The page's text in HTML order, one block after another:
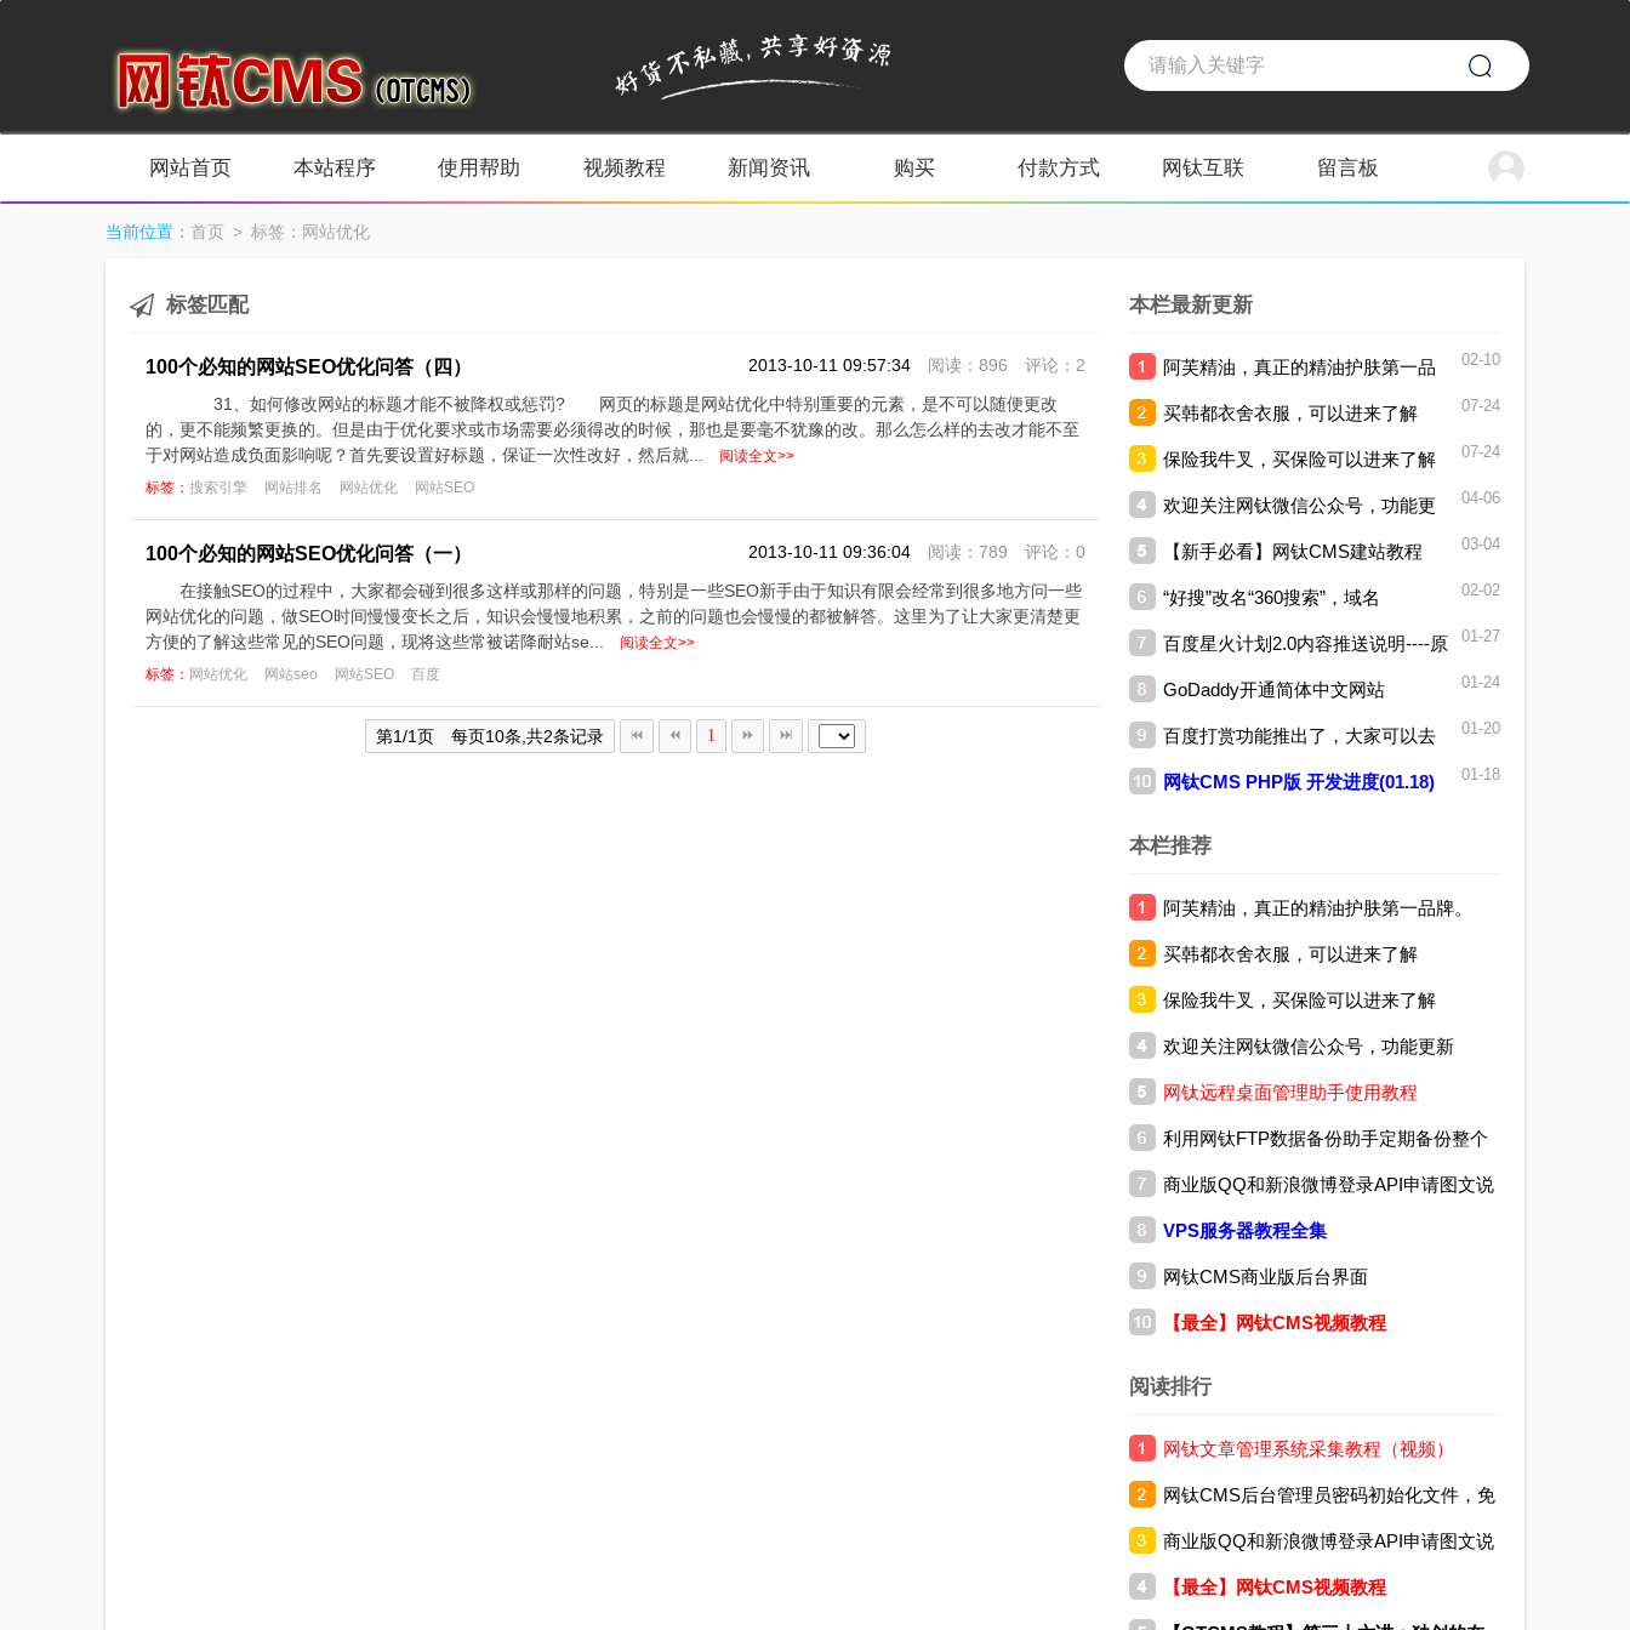
网站首页 本站程序 使用帮助 视频教程 新闻资讯 购买 付款方式 网钛互联 留言板
当前位置： 首页 > 标签：网站优化
标签匹配
2013-10-11 09:57:34 阅读：896 评论：2
100个必知的网站SEO优化问答（四）
31、如何修改网站的标题才能不被降权或惩罚? 网页的标题是网站优化中特别重要的元素，是不可以随便更改
的，更不能频繁更换的。但是由于优化要求或市场需要必须得改的时候，那也是要毫不犹豫的改。那么怎么样的去改才能不至
于对网站造成负面影响呢？首先要设置好标题，保证一次性改好，然后就...
阅读全文>>
标签： 搜索引擎 网站排名 网站优化 网站SEO
2013-10-11 09:36:04 阅读：789 评论：0
100个必知的网站SEO优化问答（一）
在接触SEO的过程中，大家都会碰到很多这样或那样的问题，特别是一些SEO新手由于知识有限会经常到很多地方问一些
网站优化的问题，做SEO时间慢慢变长之后，知识会慢慢地积累，之前的问题也会慢慢的都被解答。这里为了让大家更清楚更
方便的了解这些常见的SEO问题，现将这些常被诺降耐站se...
阅读全文>>
标签： 网站优化 网站seo 网站SEO 百度
第1/1页 每页10条,共2条记录 1
本栏最新更新
02-10
阿芙精油，真正的精油护肤第一品
牌。 07-24
买韩都衣舍衣服，可以进来了解
07-24
保险我牛叉，买保险可以进来了解
04-06
欢迎关注网钛微信公众号，功能更
新(04.06) 03-04
【新手必看】网钛CMS建站教程
02-02
“好搜”改名“360搜索”，域名
为“so.com” 01-27
百度星火计划2.0内容推送说明----原
创文章推送准则 01-24
GoDaddy开通简体中文网站
01-20
百度打赏功能推出了，大家可以去
申请试试~ 01-18
网钛CMS PHP版 开发进度(01.18)
本栏推荐
阿芙精油，真正的精油护肤第一品牌。
买韩都衣舍衣服，可以进来了解
保险我牛叉，买保险可以进来了解
欢迎关注网钛微信公众号，功能更新
(04.06)
网钛远程桌面管理助手使用教程
利用网钛FTP数据备份助手定期备份整个
网站
商业版QQ和新浪微博登录API申请图文说
明
VPS服务器教程全集
网钛CMS商业版后台界面
【最全】网钛CMS视频教程
阅读排行
网钛文章管理系统采集教程（视频）
网钛CMS后台管理员密码初始化文件，免
费版和商业版都通用
商业版QQ和新浪微博登录API申请图文说
明
【最全】网钛CMS视频教程